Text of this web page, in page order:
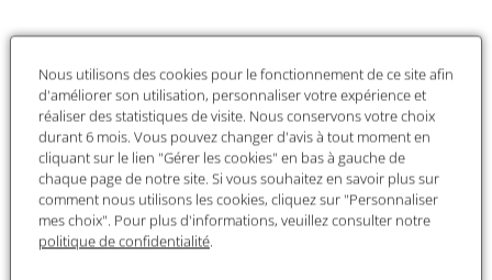
La Fondation Maison
Nous utilisons des cookies pour le fonctionnement de ce site afin
d'améliorer son utilisation, personnaliser votre expérience et
réaliser des statistiques de visite. Nous conservons votre choix
durant 6 mois. Vous pouvez changer d'avis à tout moment en
cliquant sur le lien "Gérer les cookies" en bas à gauche de
chaque page de notre site. Si vous souhaitez en savoir plus sur
comment nous utilisons les cookies, cliquez sur "Personnaliser
mes choix". Pour plus d'informations, veuillez consulter notre
politique de confidentialité.